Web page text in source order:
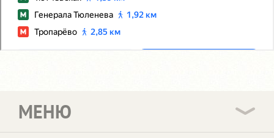
МЕНЮ